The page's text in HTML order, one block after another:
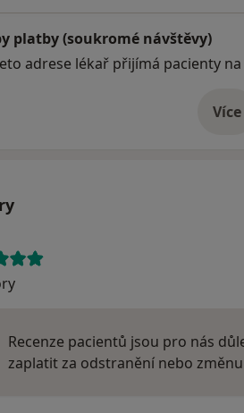
platby (soukromé návštěvy)
adrese lékař přijímá pacienty
Více
o
Recenze pacientů jsou pro nás
zaplatit za odstranění nebo